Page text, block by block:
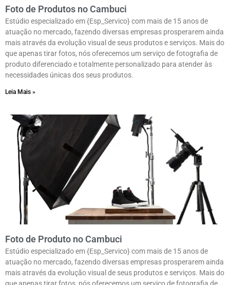
Foto de Produtos no Cambuci
Estúdio especializado em {Esp_Servico} com mais de 15 anos de
atuação no mercado, fazendo diversas empresas prosperarem ainda
mais através da evolução visual de seus produtos e serviços. Mais do
que apenas tirar fotos, nós oferecemos um serviço de fotografia de
produto diferenciado e totalmente personalizado para atender às
necessidades únicas dos seus produtos.
Leia Mais »
Foto de Produto no Cambuci
Estúdio especializado em {Esp_Servico} com mais de 15 anos de
atuação no mercado, fazendo diversas empresas prosperarem ainda
mais através da evolução visual de seus produtos e serviços. Mais do